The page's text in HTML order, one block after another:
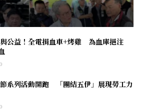
公益！全電捐血車+烤雞 為血庫挹注
系列活動開跑 「團結五伊」展現勞工力